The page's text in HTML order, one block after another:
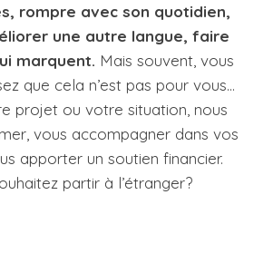
rompre avec son quotidien,
une autre langue, faire
marquent. Mais souvent, vous
que cela n’est pas pour vous…
projet ou votre situation, nous
vous accompagner dans vos
apporter un soutien financier.
partir à l’étranger?